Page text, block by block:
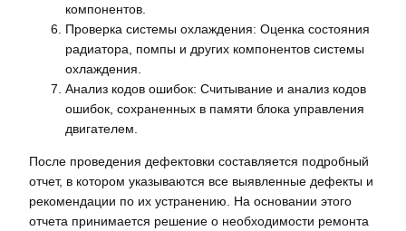
компонентов.
Проверка системы охлаждения: Оценка состояния
радиатора, помпы и других компонентов системы
охлаждения.
Анализ кодов ошибок: Считывание и анализ кодов
ошибок, сохраненных в памяти блока управления
двигателем.
После проведения дефектовки составляется подробный
отчет, в котором указываются все выявленные дефекты и
рекомендации по их устранению. На основании этого
отчета принимается решение о необходимости ремонта